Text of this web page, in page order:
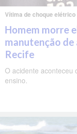
Vítima de choque elétrico
Homem morre
manutenção
Recife
O acidente aconteceu
ensino.